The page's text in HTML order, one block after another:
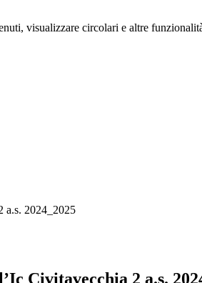
visualizzare circolari e altre
a.s. 2024_2025
Civitavecchia 2 a.s.